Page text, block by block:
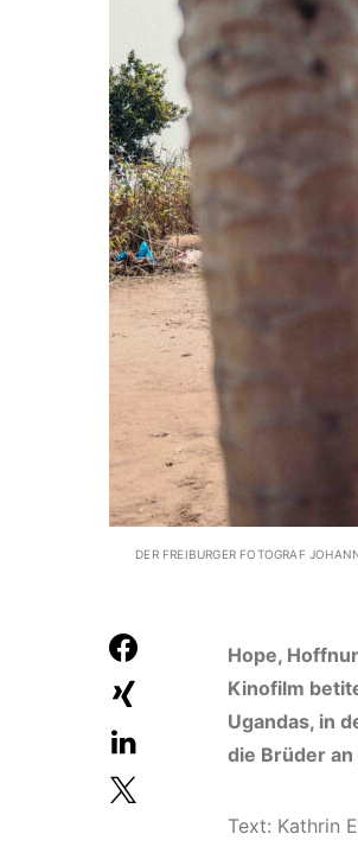
DER FREIBURGER FOTOGRAF
Hope,
Kinofilm
Ugandas, in
die Brüder
Text: Kathrin